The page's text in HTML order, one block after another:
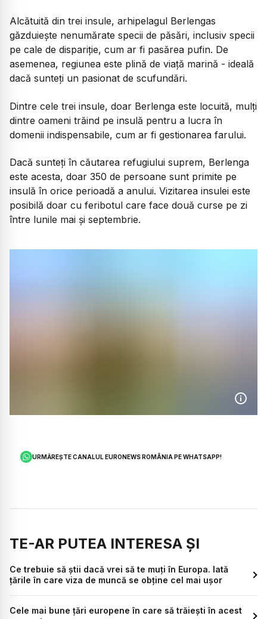
Alcătuită din trei insule, arhipelagul Berlengas
găzduiește nenumărate specii de păsări, inclusiv specii
pe cale de dispariție, cum ar fi pasărea pufin. De
asemenea, regiunea este plină de viață marină - ideală
dacă sunteți un pasionat de scufundări.
Dintre cele trei insule, doar Berlenga este locuită, mulți
dintre oameni trăind pe insulă pentru a lucra în
domenii indispensabile, cum ar fi gestionarea farului.
Dacă sunteți în căutarea refugiului suprem, Berlenga
este acesta, doar 350 de persoane sunt primite pe
insulă în orice perioadă a anului. Vizitarea insulei este
posibilă doar cu feribotul care face două curse pe zi
între lunile mai și septembrie.
URMĂREȘTE CANALUL EURONEWS ROMÂNIA PE WHATSAPP!
TE-AR PUTEA INTERESA ȘI
Ce trebuie să știi dacă vrei să te muți în Europa. Iată
țările în care viza de muncă se obține cel mai ușor
Cele mai bune țări europene în care să trăiești în acest